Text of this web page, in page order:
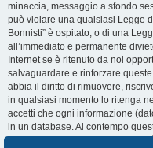
minaccia, messaggio a sfondo
può violare una qualsiasi Legge
Bonnisti” è ospitato, o di una
all’immediato e permanente
Internet se è ritenuto da noi
salvaguardare e rinforzare
abbia il diritto di rimuovere,
in qualsiasi momento lo ritenga
accetti che ogni informazione
in un database. Al contempo
nessuno senza il tuo consenso,